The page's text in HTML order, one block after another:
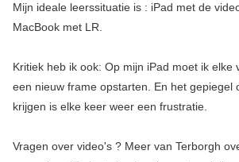
Mijn ideale leerssituatie is : iPad met de
MacBook met LR.
Kritiek heb ik ook: Op mijn iPad moet ik elke
een nieuw frame opstarten. En het gepiegel
krijgen is elke keer weer een frustratie.
Vragen over video's ? Meer van Terborgh